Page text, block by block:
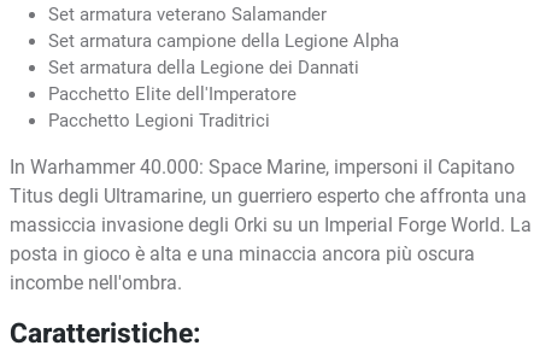
Set armatura veterano Salamander
Set armatura campione della Legione Alpha
Set armatura della Legione dei Dannati
Pacchetto Elite dell'Imperatore
Pacchetto Legioni Traditrici
In Warhammer 40.000: Space Marine, impersoni il Capitano
Titus degli Ultramarine, un guerriero esperto che affronta una
massiccia invasione degli Orki su un Imperial Forge World. La
posta in gioco è alta e una minaccia ancora più oscura
incombe nell'ombra.
Caratteristiche: